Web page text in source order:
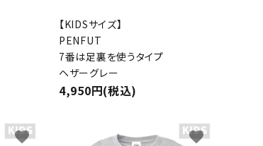
【KIDSサイズ】
PENFUT
7番は足裏を使うタイプ
ヘザーグレー
4,950円(税込)
favorite favorite